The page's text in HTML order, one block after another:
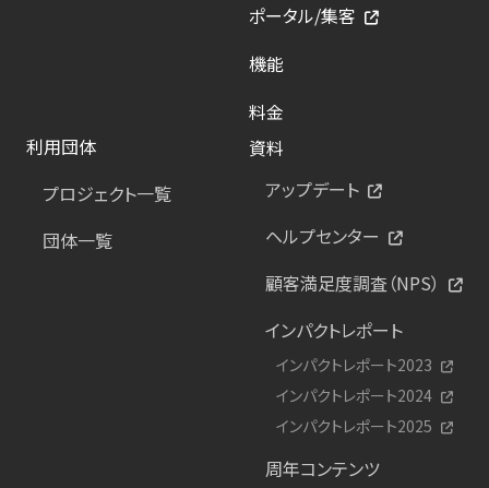
ポータル/集客
機能
料金
利用団体
プロジェクト一覧
団体一覧
資料
アップデート
ヘルプセンター
顧客満足度調査（NPS）
インパクトレポート
インパクトレポート2023
インパクトレポート2024
インパクトレポート2025
周年コンテンツ